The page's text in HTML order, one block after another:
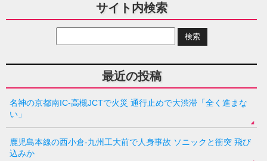
サイト内検索
最近の投稿
名神の京都南IC-高槻JCTで火災 通行止めで大渋滞「全く進まな
い」
鹿児島本線の西小倉-九州工大前で人身事故 ソニックと衝突 飛び
込みか